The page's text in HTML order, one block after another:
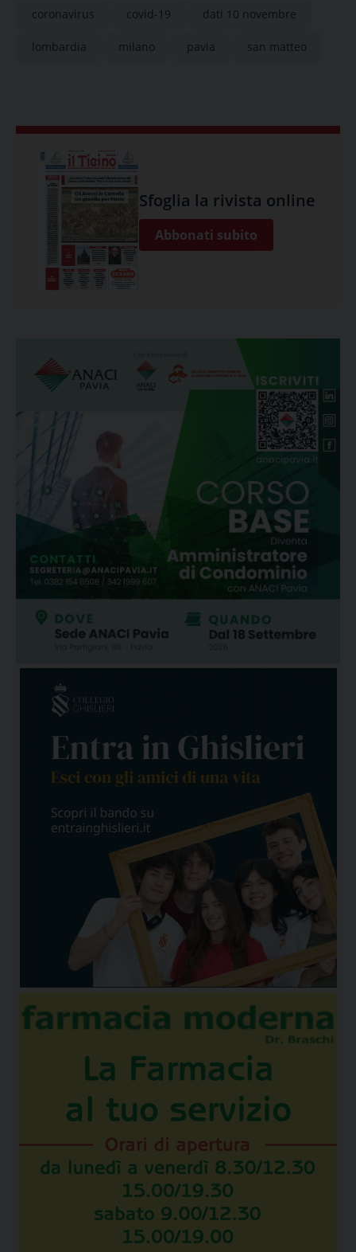
coronavirus covid-19 dati 10 novembre
lombardia milano pavia san matteo
Sfoglia la rivista online
Abbonati subito